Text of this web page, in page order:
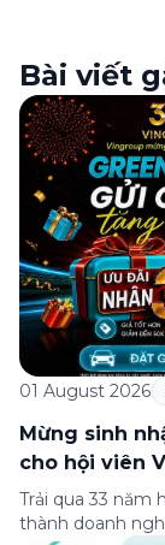
Bài viết
01 August 2026
Mừng sinh
cho hội viên
Trải qua 33 năm
thành doanh